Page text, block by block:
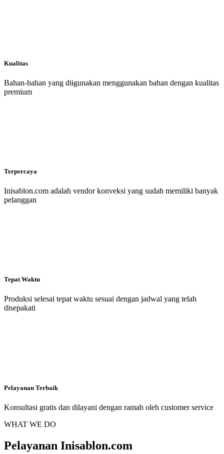
Kualitas
Bahan-bahan yang diigunakan menggunakan bahan dengan kualitas
premium
Terpercaya
Inisablon.com adalah vendor konveksi yang sudah memiliki banyak
pelanggan
Tepat Waktu
Produksi selesai tepat waktu sesuai dengan jadwal yang telah
disepakati
Pelayanan Terbaik
Konsultasi gratis dan dilayani dengan ramah oleh customer service
WHAT WE DO
Pelayanan Inisablon.com